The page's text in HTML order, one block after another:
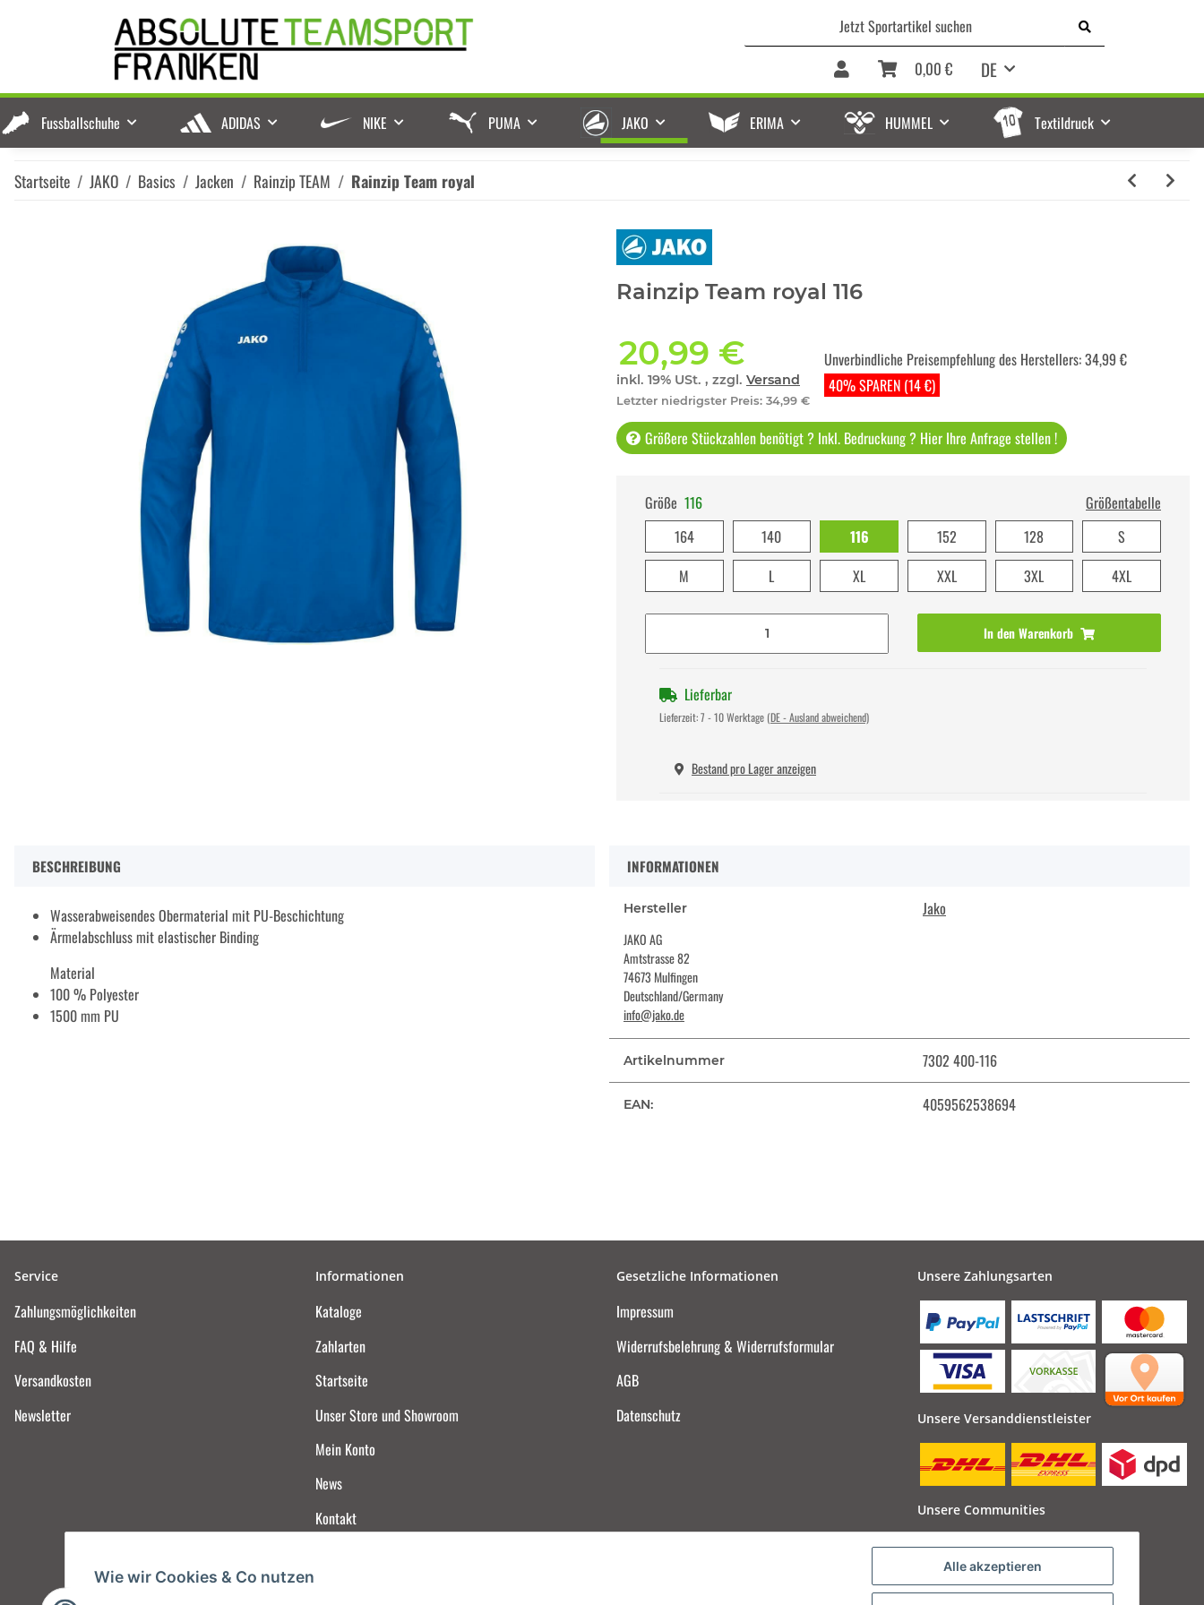
DE
0,00 €
Fussballschuhe ADIDAS NIKE PUMA JAKO ERIMA HUMMEL Textildruck
Startseite JAKO Basics Jacken Rainzip TEAM Rainzip Team royal
Rainzip Team royal 116
20,99 €
inkl. 19% USt. , zzgl. Versand
Letzter niedrigster Preis: 34,99 €
40% SPAREN (14 €)
Unverbindliche Preisempfehlung des Herstellers:34,99 €
Größere Stückzahlen benötigt ? Inkl. Bedruckung ? Hier Ihre Anfrage stellen !
Größe 116
Größentabelle
164
140 116 152 128
S
M
L XL XXL 3XL 4XL
In den Warenkorb
Lieferbar
Lieferzeit:7 - 10 Werktage (DE - Ausland abweichend)
Bestand pro Lager anzeigen
BESCHREIBUNG
Wasserabweisendes Obermaterial mit PU-Beschichtung
Ärmelabschluss mit elastischer Binding
Material
100 % Polyester
1500 mm PU
INFORMATIONEN
Hersteller Jako
JAKO AG
Amtstrasse 82
74673 Mulfingen
Deutschland/Germany
info@jako.de
Artikelnummer 7302 400-116
EAN: 4059562538694
Service
Zahlungsmöglichkeiten
FAQ & Hilfe
Versandkosten
Newsletter
Informationen
Kataloge
Zahlarten
Startseite
Unser Store und Showroom
Mein Konto
News
Kontakt
Gesetzliche Informationen
Impressum
Widerrufsbelehrung & Widerrufsformular
AGB
Datenschutz
Unsere Zahlungsarten
Unsere Versanddienstleister
Unsere Communities
Wie wir Cookies & Co nutzen
Alle akzeptieren